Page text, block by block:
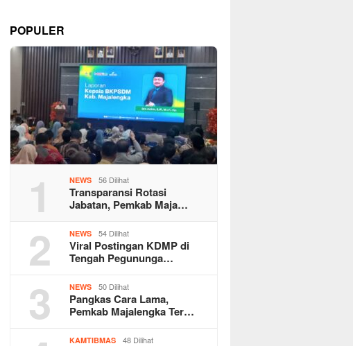
POPULER
1 NEWS 56 Dilihat
Transparansi Rotasi
Jabatan, Pemkab Maja…
2 NEWS 54 Dilihat
Viral Postingan KDMP di
Tengah Pegununga…
3 NEWS 50 Dilihat
Pangkas Cara Lama,
Pemkab Majalengka Ter…
KAMTIBMAS 48 Dilihat